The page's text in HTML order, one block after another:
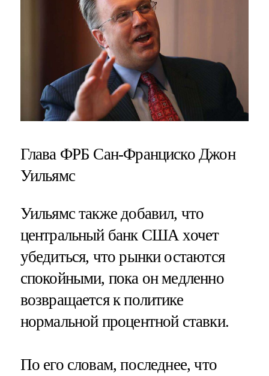
Глава ФРБ Сан-Франциско Джон
Уильямс
Уильямс также добавил, что
центральный банк США хочет
убедиться, что рынки остаются
спокойными, пока он медленно
возвращается к политике
нормальной процентной ставки.
По его словам, последнее, что